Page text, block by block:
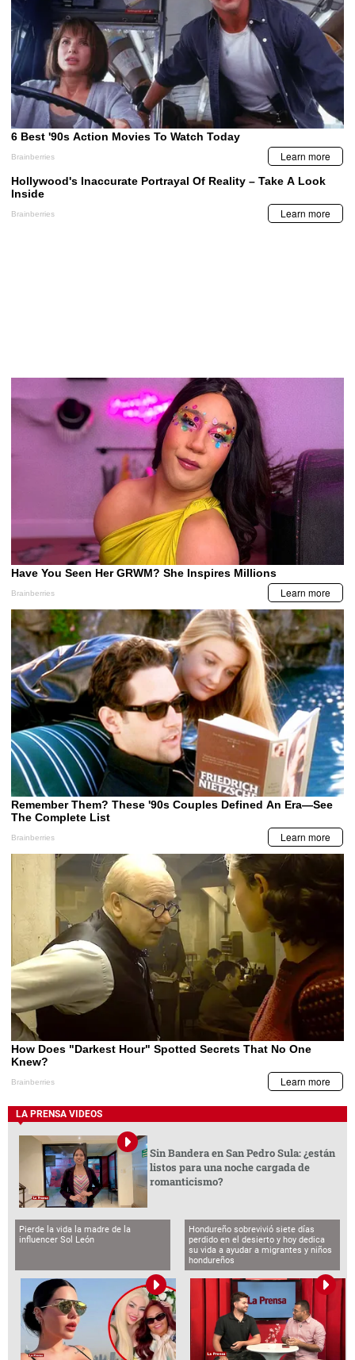
LA PRENSA VIDEOS
Sin Bandera en San Pedro Sula: ¿están
listos para una noche cargada de
romanticismo?
Pierde la vida la madre de la
influencer Sol León
Hondureño sobrevivió siete días
perdido en el desierto y hoy dedica
su vida a ayudar a migrantes y niños
hondureños